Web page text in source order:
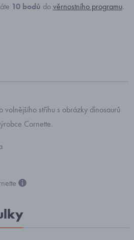
10bodů dověrnostního programu.
volnějšího střihu s obrázky dinosaurů
Cornette.